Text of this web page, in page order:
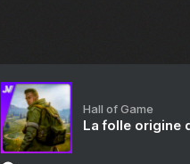
Hall of Game
La folle origine